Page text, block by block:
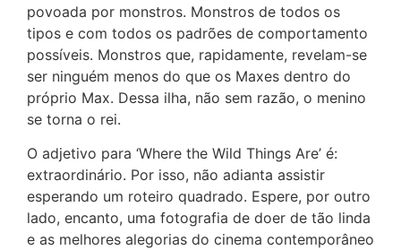
povoada por monstros. Monstros de todos os
tipos e com todos os padrões de comportamento
possíveis. Monstros que, rapidamente, revelam-se
ser ninguém menos do que os Maxes dentro do
próprio Max. Dessa ilha, não sem razão, o menino
se torna o rei.
O adjetivo para ‘Where the Wild Things Are’ é:
extraordinário. Por isso, não adianta assistir
esperando um roteiro quadrado. Espere, por outro
lado, encanto, uma fotografia de doer de tão linda
e as melhores alegorias do cinema contemporâneo